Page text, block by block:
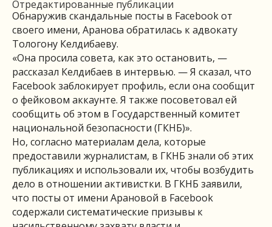
Отредактированные публикации
Обнаружив скандальные посты в Facebook от
своего имени, Аранова обратилась к адвокату
Тологону Келдибаеву.
«Она просила совета, как это остановить, —
рассказал Келдибаев в интервью. — Я сказал, что
Facebook заблокирует профиль, если она сообщит
о фейковом аккаунте. Я также посоветовал ей
сообщить об этом в Государственный комитет
национальной безопасности (ГКНБ)».
Но, согласно материалам дела, которые
предоставили журналистам, в ГКНБ знали об этих
публикациях и использовали их, чтобы возбудить
дело в отношении активистки. В ГКНБ заявили,
что посты от имени Арановой в Facebook
содержали систематические призывы к